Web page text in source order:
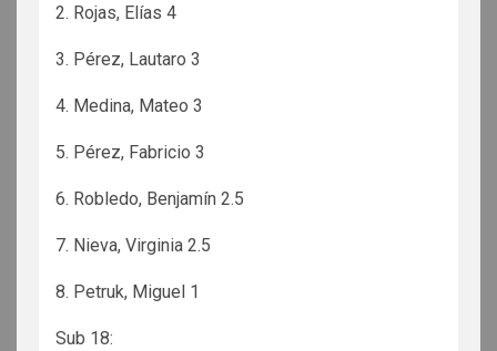
2. Rojas, Elías 4
3. Pérez, Lautaro 3
4. Medina, Mateo 3
5. Pérez, Fabricio 3
6. Robledo, Benjamín 2.5
7. Nieva, Virginia 2.5
8. Petruk, Miguel 1
Sub 18: